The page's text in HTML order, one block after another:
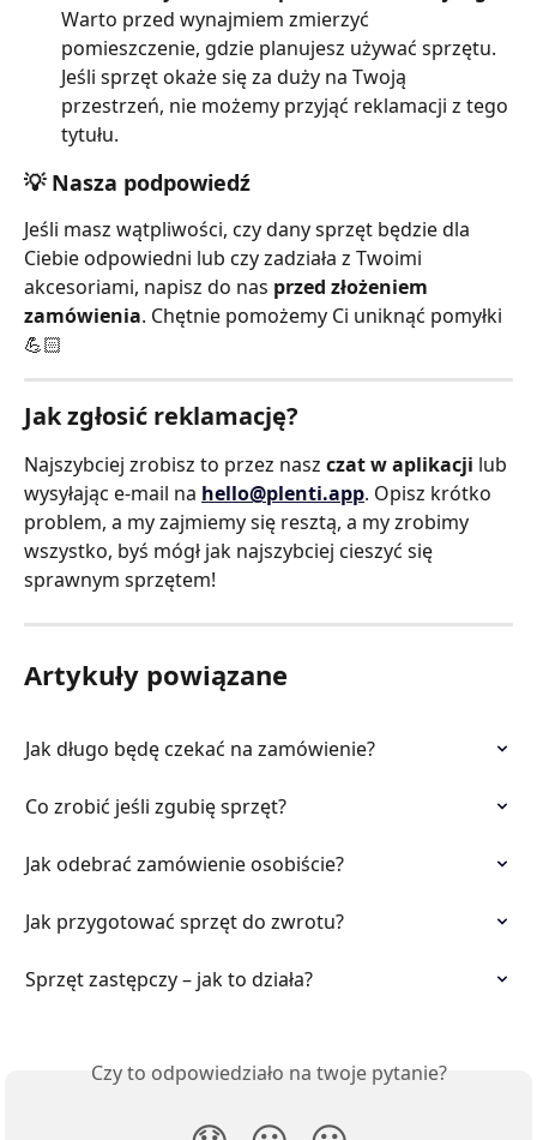
Warto przed wynajmiem zmierzyć
pomieszczenie, gdzie planujesz używać sprzętu.
Jeśli sprzęt okaże się za duży na Twoją
przestrzeń, nie możemy przyjąć reklamacji z tego
tytułu.
💡 Nasza podpowiedź
Jeśli masz wątpliwości, czy dany sprzęt będzie dla
Ciebie odpowiedni lub czy zadziała z Twoimi
akcesoriami, napisz do nas przed złożeniem
zamówienia. Chętnie pomożemy Ci uniknąć pomyłki
💪🏻
Jak zgłosić reklamację?
Najszybciej zrobisz to przez nasz czat w aplikacji lub
wysyłając e-mail na hello@plenti.app. Opisz krótko
problem, a my zajmiemy się resztą, a my zrobimy
wszystko, byś mógł jak najszybciej cieszyć się
sprawnym sprzętem!
Artykuły powiązane
Jak długo będę czekać na zamówienie?
Co zrobić jeśli zgubię sprzęt?
Jak odebrać zamówienie osobiście?
Jak przygotować sprzęt do zwrotu?
Sprzęt zastępczy – jak to działa?
Czy to odpowiedziało na twoje pytanie?